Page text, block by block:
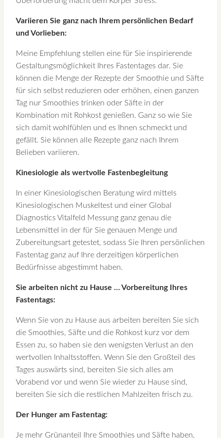
Variieren Sie ganz nach Ihrem persönlichen Bedarf
und Vorlieben:
Meine Empfehlung stellen eine für Sie inspirierende
Gestaltungsmöglichkeit Ihres Fastentages dar. Sie
können die Menge der Rezepte der Smoothie und Säfte
für sich selbst reduzieren oder erhöhen, einen ganzen
Tag nur Smoothies trinken oder Säfte in der
Kombination mit Rohkost genießen. Ganz so wie Sie
sich damit wohlfühlen und es Ihnen schmeckt und
gefällt. Sie können alle Rezepte ganz nach Ihrem
Belieben variieren.
Kinesiologie als wertvolle Fastenbegleitung
In einer Kinesiologischen Beratung wird mittels
Kinesiologischen Muskeltest und einer Global
Diagnostics Vitalfeld Messung ganz genau die
Lebensmittel in der für Sie genauen Menge und
Zubereitungsart getestet, sodass Sie Ihren persönlichen
Fastentag ganz auf Ihre derzeitigen körperlichen
Bedürfnisse abgestimmt haben.
Sie arbeiten nicht zu Hause … Vorbereitung Ihres
Fastentags:
Wenn Sie von zu Hause aus arbeiten bereiten Sie sich
die Smoothies, Säfte und die Rohkost kurz vor dem
Essen zu, so haben sie den wenigsten Verlust an den
wertvollen Inhaltsstoffen. Wenn Sie den Großteil des
Tages auswärts sind, bereiten Sie sich alles am
Vorabend vor und wenn Sie wieder zu Hause sind,
bereiten Sie sich die restlichen Mahlzeiten frisch zu.
Der Hunger am Fastentag:
Je mehr Grünanteil Ihre Smoothies und Säfte haben,